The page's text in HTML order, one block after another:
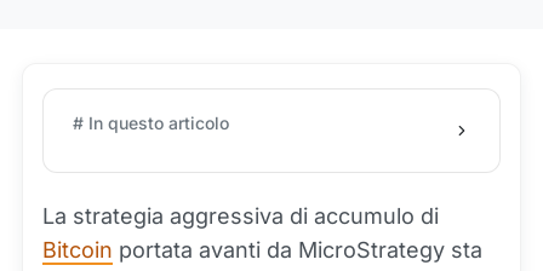
# In questo articolo
La strategia aggressiva di accumulo di
Bitcoin portata avanti da MicroStrategy sta